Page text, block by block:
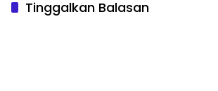
Tinggalkan Balasan